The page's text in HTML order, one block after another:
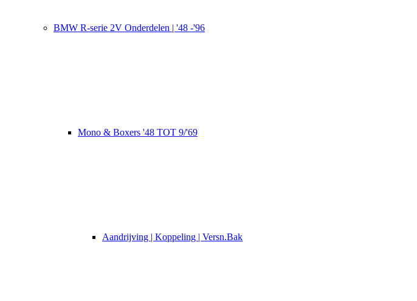
BMW R-serie 2V Onderdelen | '48 -'96
Mono & Boxers '48 TOT 9/'69
Aandrijving | Koppeling | Versn.Bak